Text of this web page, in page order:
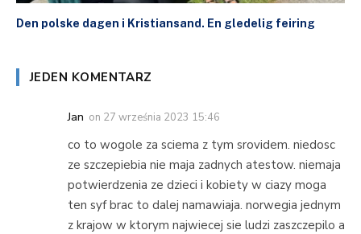
Den polske dagen i Kristiansand. En gledelig feiring
JEDEN KOMENTARZ
Jan on 27 września 2023 15:46
co to wogole za sciema z tym srovidem. niedosc
ze szczepiebia nie maja zadnych atestow. niemaja
potwierdzenia ze dzieci i kobiety w ciazy moga
ten syf brac to dalej namawiaja. norwegia jednym
z krajow w ktorym najwiecej sie ludzi zaszczepilo a